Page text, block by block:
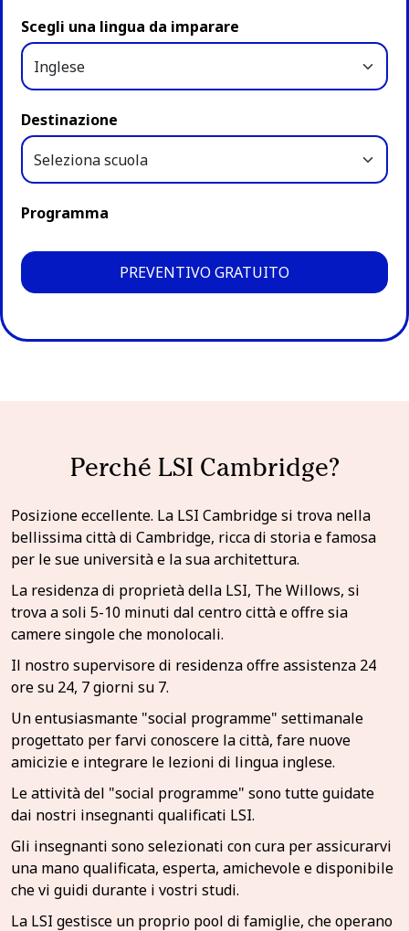
Scegli una lingua da imparare
Destinazione
Programma
PREVENTIVO GRATUITO
Perché LSI Cambridge?
Posizione eccellente. La LSI Cambridge si trova nella
bellissima città di Cambridge, ricca di storia e famosa
per le sue università e la sua architettura.
La residenza di proprietà della LSI, The Willows, si
trova a soli 5-10 minuti dal centro città e offre sia
camere singole che monolocali.
Il nostro supervisore di residenza offre assistenza 24
ore su 24, 7 giorni su 7.
Un entusiasmante "social programme" settimanale
progettato per farvi conoscere la città, fare nuove
amicizie e integrare le lezioni di lingua inglese.
Le attività del "social programme" sono tutte guidate
dai nostri insegnanti qualificati LSI.
Gli insegnanti sono selezionati con cura per assicurarvi
una mano qualificata, esperta, amichevole e disponibile
che vi guidi durante i vostri studi.
La LSI gestisce un proprio pool di famiglie, che operano